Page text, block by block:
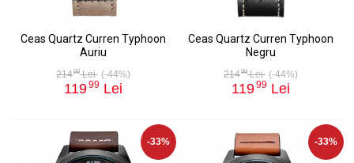
Ceas Quartz Curren Typhoon
Auriu
21499Lei (-44%)
11999Lei
Ceas Quartz Curren Typhoon
Negru
21499Lei (-44%)
11999Lei
-33% -33%